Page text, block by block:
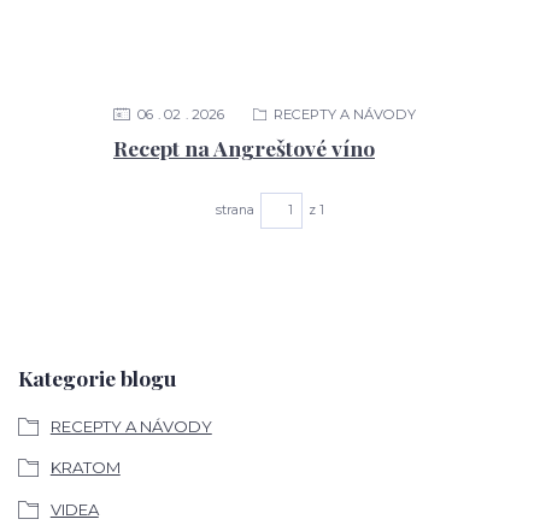
Kategorie blogu
RECEPTY A NÁVODY
KRATOM
VIDEA
Recept na Angreštové víno
06 02 2026 RECEPTY A NÁVODY
strana z 1